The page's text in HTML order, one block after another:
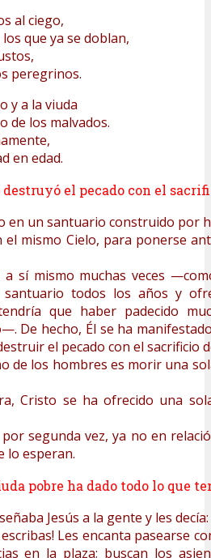
al ciego,
que ya se doblan,
peregrinos.
y a la viuda
de los malvados.
en edad.
el pecado con el
en un santuario construido por
mismo Cielo, para ponerse
a sí mismo muchas veces
todos los años y
que haber padecido
De hecho, Él se ha
el pecado con el sacrificio
de los hombres es morir una
Cristo se ha ofrecido una
segunda vez, ya no en
lo esperan.
pobre ha dado todo lo que
Jesús a la gente y les decía:
Les encanta pasearse
en la plaza; buscan los